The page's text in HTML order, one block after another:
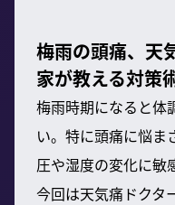
梅雨の頭痛、天
家が教える対策
梅雨時期になると体
い。特に頭痛に悩ま
圧や湿度の変化に敏
今回は天気痛ドクタ